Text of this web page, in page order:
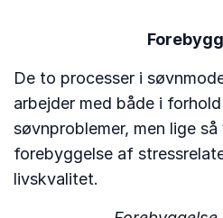
De to processer i
arbejder med både i
søvnproblemer, men lige
forebyggelse af
livskvalitet.